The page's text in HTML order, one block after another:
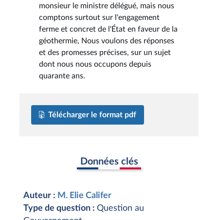
monsieur le ministre délégué, mais nous
comptons surtout sur l'engagement
ferme et concret de l'État en faveur de la
géothermie, Nous voulons des réponses
et des promesses précises, sur un sujet
dont nous nous occupons depuis
quarante ans.
Télécharger le format pdf
Données clés
Auteur : M. Elie Califer
Type de question : Question au